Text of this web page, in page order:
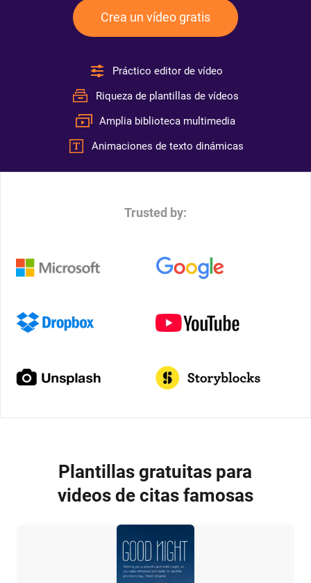
Crea un vídeo gratis
Práctico editor de vídeo
Riqueza de plantillas de vídeos
Amplia biblioteca multimedia
Animaciones de texto dinámicas
Trusted by:
Plantillas gratuitas para
videos de citas famosas